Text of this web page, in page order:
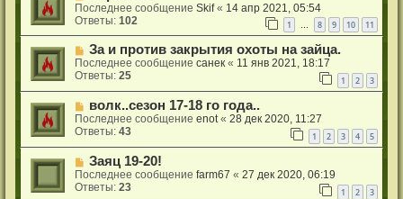
Последнее сообщениеSkif« 14 апр 2021, 05:54
Ответы:102 1 … 8 9 10 11
За и против закрытия охоты на зайца.
Последнее сообщениесанек « 11 янв 2021, 18:17
Ответы:25 1 2 3
волк..сезон 17-18 го года..
Последнее сообщениеenot«28 дек 2020, 11:27
Ответы:43 1 2 3 4 5
Заяц 19-20!
Последнее сообщениеfarm67 «27 дек 2020, 06:19
Ответы:23 1 2 3